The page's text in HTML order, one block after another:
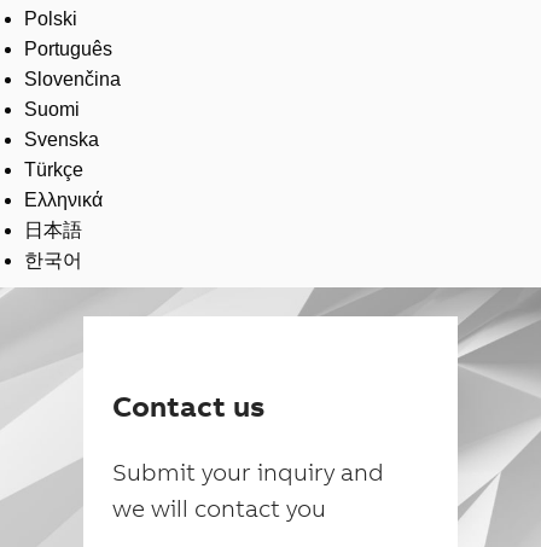
Polski
Português
Slovenčina
Suomi
Svenska
Türkçe
Ελληνικά
日本語
한국어
Contact us
Submit your inquiry and
we will contact you